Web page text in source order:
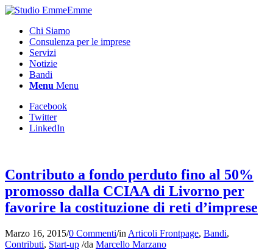
Chi Siamo
Consulenza per le imprese
Servizi
Notizie
Bandi
Menu Menu
Facebook
Twitter
LinkedIn
Contributo a fondo perduto fino al 50%
promosso dalla CCIAA di Livorno per
favorire la costituzione di reti d’imprese
Marzo 16, 2015/0 Commenti/in Articoli Frontpage, Bandi,
Contributi, Start-up /da Marcello Marzano